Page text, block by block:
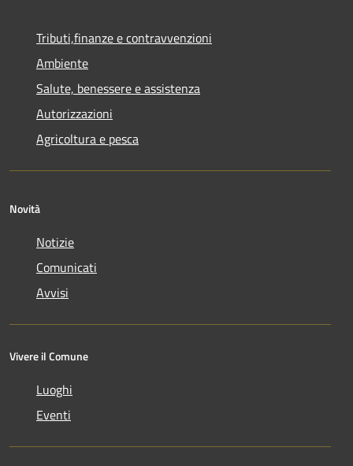
Tributi,finanze e contravvenzioni
Ambiente
Salute, benessere e assistenza
Autorizzazioni
Agricoltura e pesca
Novità
Notizie
Comunicati
Avvisi
Vivere il Comune
Luoghi
Eventi